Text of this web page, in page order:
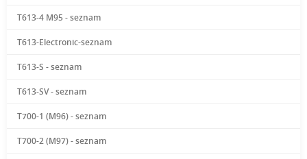
T613-4 M95 - seznam
T613-Electronic-seznam
T613-S - seznam
T613-SV - seznam
T700-1 (M96) - seznam
T700-2 (M97) - seznam